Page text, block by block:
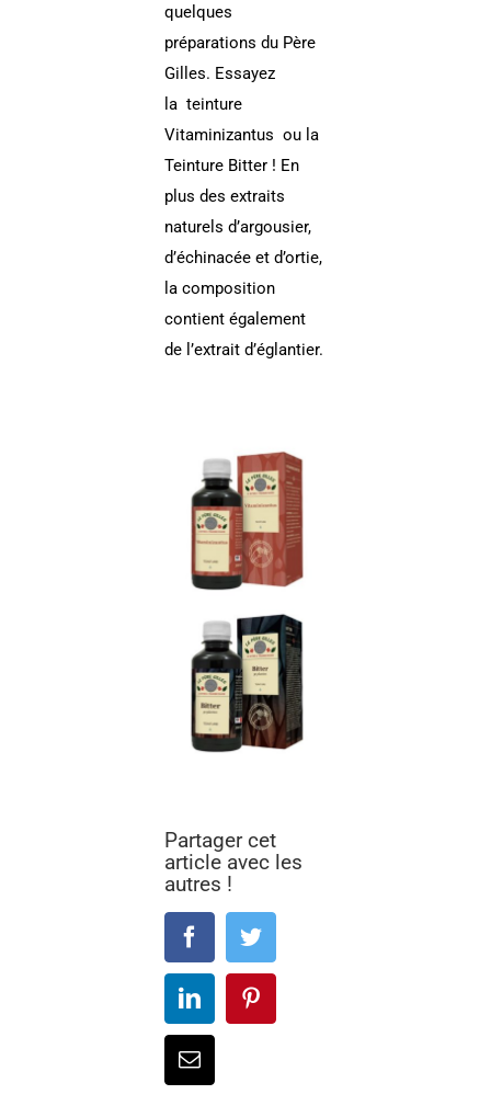
quelques
préparations du Père
Gilles. Essayez
la teinture
Vitaminizantus ou la
Teinture Bitter ! En
plus des extraits
naturels d’argousier,
d’échinacée et d’ortie,
la composition
contient également
de l’extrait d’églantier.
Partager cet
article avec les
autres !
FacebookTwitter
LinkedIn
Email